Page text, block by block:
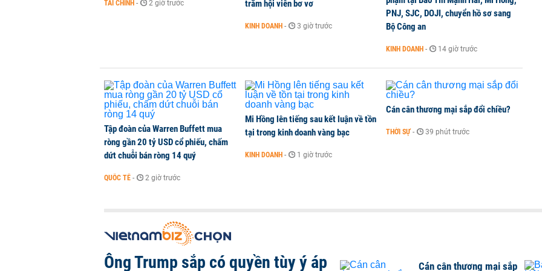
Việt Nam là điểm đến hấp dẫn với doanh nghiệp bán dẫn hàng đầu của Mỹ
TÀI CHÍNH - 2 giờ trước
trăm hội viên bơ vơ
KINH DOANH - 3 giờ trước
PNJ, SJC, DOJI, chuyển hồ sơ sang
Bộ Công an
KINH DOANH - 14 giờ trước
Tập đoàn của Warren Buffett mua
ròng gần 20 tỷ USD cổ phiếu, chấm
dứt chuỗi bán ròng 14 quý
QUỐC TẾ - 2 giờ trước
Mi Hồng lên tiếng sau kết luận về tồn
tại trong kinh doanh vàng bạc
KINH DOANH - 1 giờ trước
Cán cân thương mại sắp đổi chiều?
THỜI SỰ - 39 phút trước
Ông Trump sắp có quyền tùy ý áp Cán cân thương mại sắp